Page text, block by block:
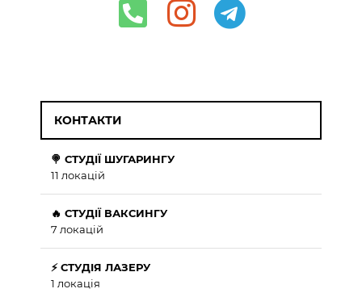
КОНТАКТИ
🍭 СТУДІЇ ШУГАРИНГУ
11 локацій
🔥 СТУДІЇ ВАКСИНГУ
7 локацій
⚡ СТУДІЯ ЛАЗЕРУ
1 локація